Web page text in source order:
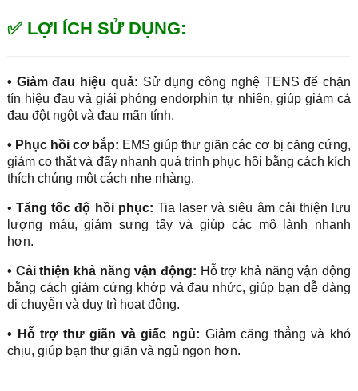
✅ LỢI ÍCH SỬ DỤNG:
• Giảm đau hiệu quả: Sử dụng công nghệ TENS để chặn
tín hiệu đau và giải phóng endorphin tự nhiên, giúp giảm cả
đau đột ngột và đau mãn tính.
• Phục hồi cơ bắp: EMS giúp thư giãn các cơ bị căng cứng,
giảm co thắt và đẩy nhanh quá trình phục hồi bằng cách kích
thích chúng một cách nhẹ nhàng.
•Tăng tốc độ hồi phục: Tia laser và siêu âm cải thiện lưu
lượng máu, giảm sưng tấy và giúp các mô lành nhanh
hơn.
• Cải thiện khả năng vận động: Hỗ trợ khả năng vận động
bằng cách giảm cứng khớp và đau nhức, giúp bạn dễ dàng
di chuyễn và duy trì hoạt động.
• Hỗ trợ thư giãn và giấc ngủ: Giảm căng thẳng và khó
chịu, giúp bạn thư giãn và ngủ ngon hơn.